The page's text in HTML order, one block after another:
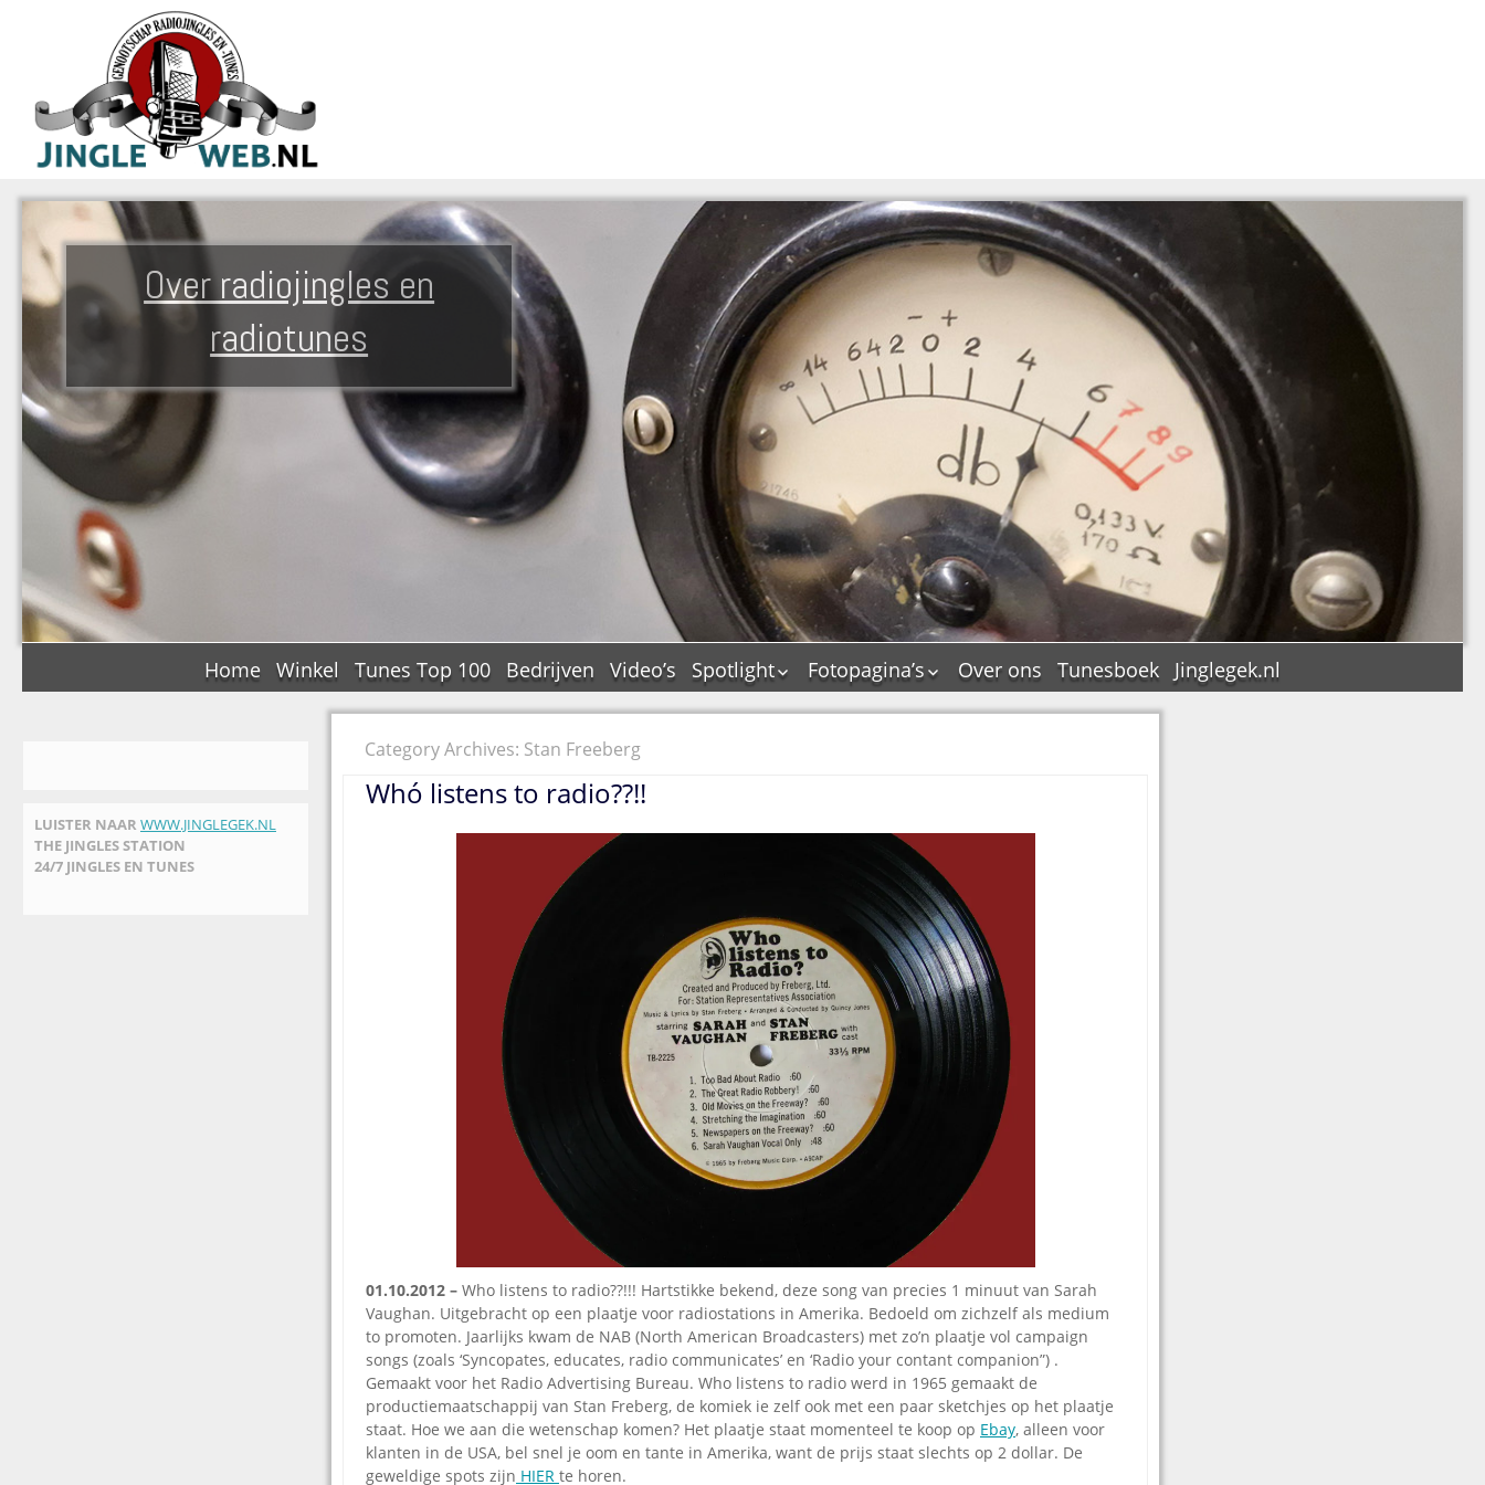
Over radiojingles en
radiotunes
Home Winkel Tunes Top 100 Bedrijven Video’s
Spotlight
De Tourflitsjingle –
Ferry Maat interview
Jingle Awards
Jingle NIEUW
Omroepbanden
Stoomfluit Klaas
Vaak
Uitvinding
jinglecassette
Fotopagina’s
JAM in pictures
Top Format in
Dik Voormekaar in
foto’s
Over ons Tunesboek Jinglegek.nl
LUISTER NAAR WWW.JINGLEGEK.NL
THE JINGLES STATION
24/7 JINGLES EN TUNES
Category Archives: Stan Freeberg
Whó listens to radio??!!
01.10.2012 – Who listens to radio??!!! Hartstikke bekend, deze song van precies 1 minuut van Sarah
Vaughan. Uitgebracht op een plaatje voor radiostations in Amerika. Bedoeld om zichzelf als medium
to promoten. Jaarlijks kwam de NAB (North American Broadcasters) met zo’n plaatje vol campaign
songs (zoals ‘Syncopates, educates, radio communicates’ en ‘Radio your contant companion”) .
Gemaakt voor het Radio Advertising Bureau. Who listens to radio werd in 1965 gemaakt de
productiemaatschappij van Stan Freberg, de komiek ie zelf ook met een paar sketchjes op het plaatje
staat. Hoe we aan die wetenschap komen? Het plaatje staat momenteel te koop op Ebay, alleen voor
klanten in de USA, bel snel je oom en tante in Amerika, want de prijs staat slechts op 2 dollar. De
geweldige spots zijn HIER te horen.